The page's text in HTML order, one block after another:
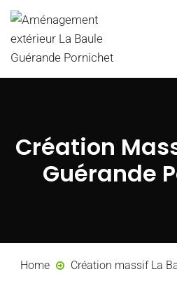
Création
Guérande
Home Création massif La